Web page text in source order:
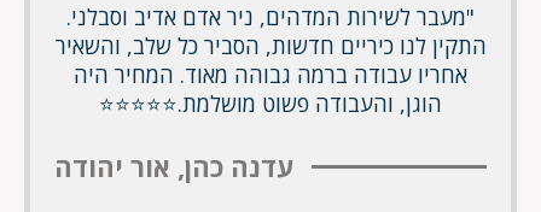
"מעבר לשירות המדהים, ניר אדם אדיב וסבלני.
התקין לנו כיריים חדשות, הסביר כל שלב, והשאיר
אחריו עבודה ברמה גבוהה מאוד. המחיר היה
הוגן, והעבודה פשוט מושלמת.⭐⭐⭐⭐⭐
עדנה כהן, אור יהודה